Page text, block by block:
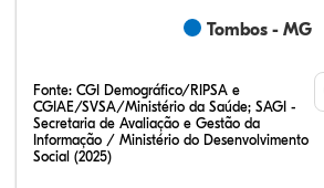
Tombos - MG
Fonte: CGI Demográfico/RIPSA e
CGIAE/SVSA/Ministério da Saúde; SAGI -
Secretaria de Avaliação e Gestão da
Informação / Ministério do Desenvolvimento
Social (2025)